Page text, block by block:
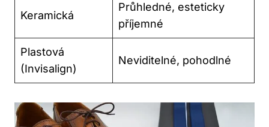
Keramická
Průhledné, esteticky
příjemné
Plastová
(Invisalign)
Neviditelné, pohodlné